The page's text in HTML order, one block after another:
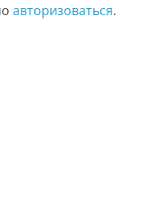
авторизоваться.